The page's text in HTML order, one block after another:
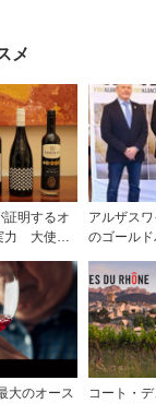
メ
証明するオ
力 大使館
アルザスワ
のゴール
大のオース
コート・